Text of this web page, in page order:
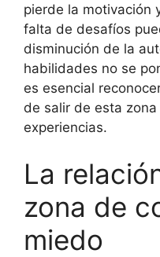
pierde la motivación
falta de desafíos
disminución de la
habilidades no se
es esencial
de salir de esta
experiencias.
La
zona de
miedo